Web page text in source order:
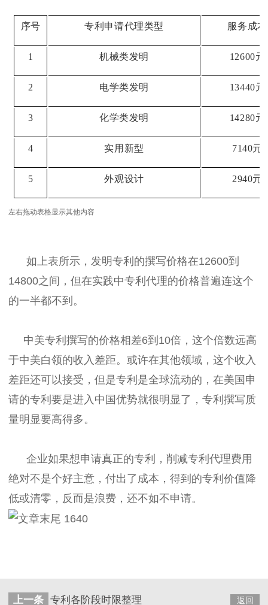
序号 专利申请代理类型 服务成本
1 机械类发明 12600元
2 电学类发明 13440元
3 化学类发明 14280元
4 实用新型 7140元
5 外观设计 2940元
左右拖动表格显示其他内容
如上表所示，发明专利的撰写价格在12600到
14800之间，但在实践中专利代理的价格普遍连这个
的一半都不到。
中美专利撰写的价格相差6到10倍，这个倍数远高
于中美白领的收入差距。或许在其他领域，这个收入
差距还可以接受，但是专利是全球流动的，在美国申
请的专利要是进入中国优势就很明显了，专利撰写质
量明显要高得多。
企业如果想申请真正的专利，削减专利代理费用
绝对不是个好主意，付出了成本，得到的专利价值降
低或清零，反而是浪费，还不如不申请。
返回
上一条 专利各阶段时限整理